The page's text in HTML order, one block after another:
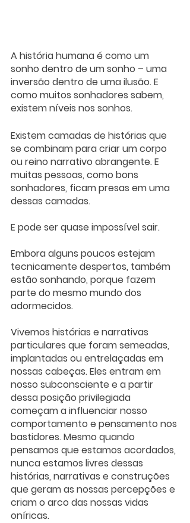
A história humana é como um
sonho dentro de um sonho – uma
inversão dentro de uma ilusão. E
como muitos sonhadores sabem,
existem níveis nos sonhos.
Existem camadas de histórias que
se combinam para criar um corpo
ou reino narrativo abrangente. E
muitas pessoas, como bons
sonhadores, ficam presas em uma
dessas camadas.
E pode ser quase impossível sair.
Embora alguns poucos estejam
tecnicamente despertos, também
estão sonhando, porque fazem
parte do mesmo mundo dos
adormecidos.
Vivemos histórias e narrativas
particulares que foram semeadas,
implantadas ou entrelaçadas em
nossas cabeças. Eles entram em
nosso subconsciente e a partir
dessa posição privilegiada
começam a influenciar nosso
comportamento e pensamento nos
bastidores. Mesmo quando
pensamos que estamos acordados,
nunca estamos livres dessas
histórias, narrativas e construções
que geram as nossas percepções e
criam o arco das nossas vidas
oníricas.